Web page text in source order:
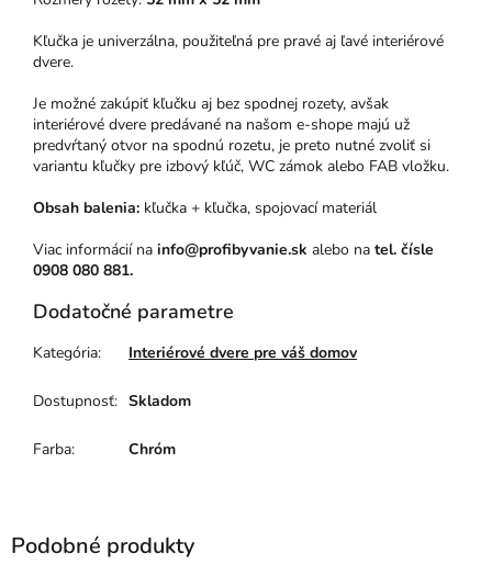
Kľučka je univerzálna, použiteľná pre pravé aj ľavé interiérové
dvere.
Je možné zakúpiť kľučku aj bez spodnej rozety, avšak
interiérové dvere predávané na našom e-shope majú už
predvŕtaný otvor na spodnú rozetu, je preto nutné zvoliť si
variantu kľučky pre izbový kľúč, WC zámok alebo FAB vložku.
Obsah balenia: kľučka + kľučka, spojovací materiál
Viac informácií na info@profibyvanie.sk alebo na tel. čísle
0908 080 881.
Dodatočné parametre
Kategória: Interiérové dvere pre váš domov
Dostupnosť: Skladom
Farba: Chróm